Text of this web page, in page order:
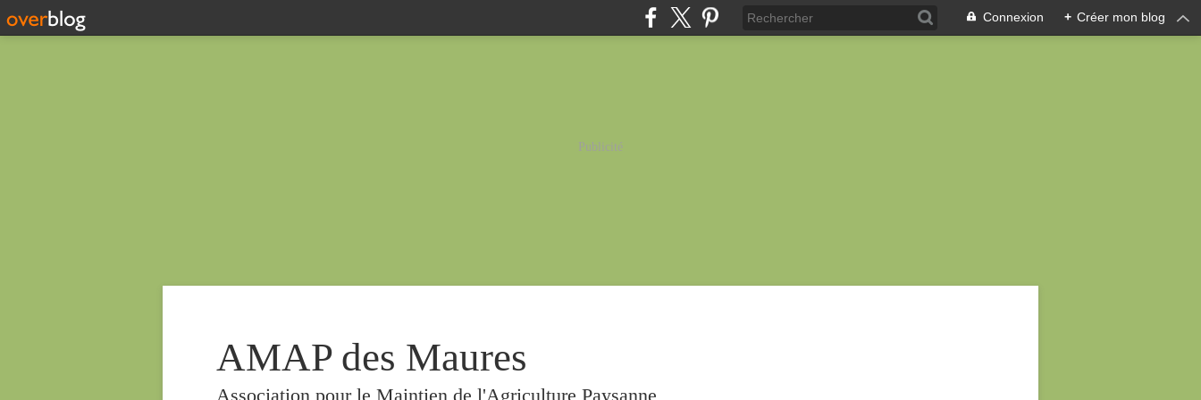
Connexion + Créer mon blog
Publicité
AMAP des Maures
Association pour le Maintien de l'Agriculture Paysanne